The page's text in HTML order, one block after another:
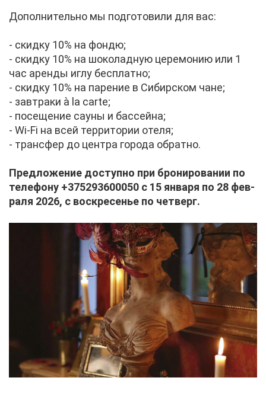
До­пол­ни­тель­но мы под­го­то­ви­ли для вас:
- скид­ку 10% на фон­дю;
- скид­ку 10% на шо­ко­лад­ную це­ре­мо­нию или 1
час арен­ды иг­лу бес­плат­но;
- скид­ку 10% на па­ре­ние в Си­бир­ском чане;
- зав­тра­ки à la carte;
- по­се­ще­ние сау­ны и бас­сей­на;
- Wi-Fi на всей тер­ри­то­рии оте­ля;
- транс­фер до цен­тра го­ро­да об­рат­но.
Пред­ло­же­ние до­ступ­но при бро­ни­ро­ва­нии по
те­ле­фо­ну +375293600050 с 15 ян­ва­ря по 28 фев­
ра­ля 2026, с вос­кре­се­нье по чет­верг.